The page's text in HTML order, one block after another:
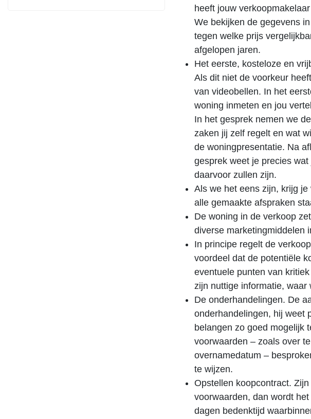
heeft jouw
We bekijken de gegevens
tegen welke prijs
afgelopen jaren.
Het eerste, kosteloze en
Als dit niet de voorkeur
van videobellen. In het
woning inmeten en jou
In het gesprek nemen we
zaken jij zelf regelt en wat
de woningpresentatie. Na
gesprek weet je precies
daarvoor zullen zijn.
Als we het eens zijn, krijg je
alle gemaakte afspraken
De woning in de verkoop
diverse marketingmiddelen
In principe regelt de
voordeel dat de potentiële
eventuele punten van
zijn nuttige informatie, waar
De onderhandelingen. De
onderhandelingen, hij weet
belangen zo goed mogelijk
voorwaarden – zoals over
overnamedatum –
te wijzen.
Opstellen koopcontract.
voorwaarden, dan wordt
dagen bedenktijd